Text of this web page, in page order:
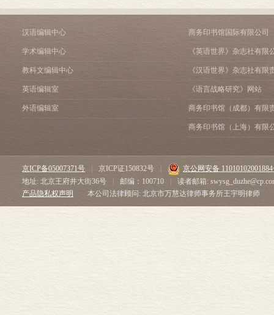
汉语编辑中心
学术编辑中心
教科文编辑中心
英语编辑室
外语编辑室
商务印书馆国际有限公司
《英语世界》杂志社有限
《汉语世界》杂志社有限
《语言战略研究》网站
商务印书馆（成都）有限
商务印书馆（上海）有限
京ICP备05007371号 京ICP证150832号
京公网安备
地址: 北京王府井大街36号
邮编：100710
读者邮箱:
产品隐私权声明
本公司法律顾问: 北京市万慧达律师事务所王宇明律师